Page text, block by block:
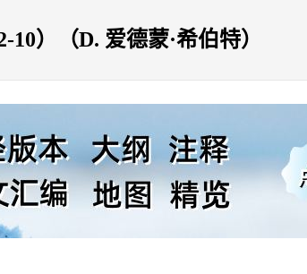
）（D. 爱德蒙·希伯特）